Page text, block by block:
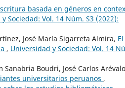
basada en géneros en
Sociedad: Vol. 14 Núm. S3 (2022):
José María Sigarreta Almira, El
, Universidad y Sociedad: Vol. 14
Sanabria Boudri, José Carlos Arévalo
universitarios peruanos ,